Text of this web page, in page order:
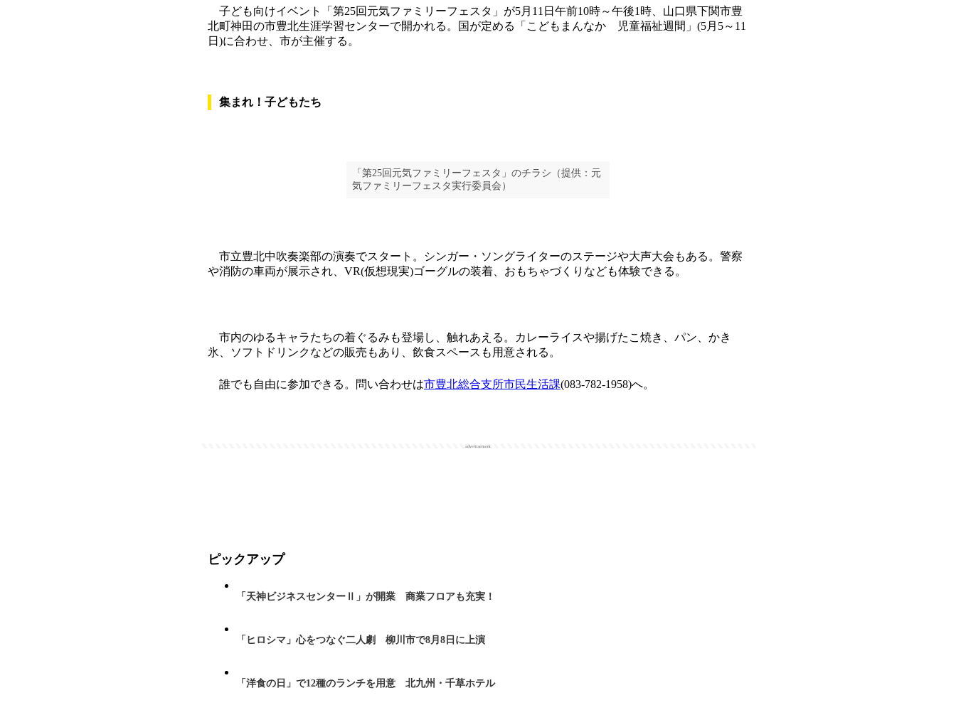
子ども向けイベント「第25回元気ファミリーフェスタ」が5月11日午前10時～午後1時、山口県下関市豊
北町神田の市豊北生涯学習センターで開かれる。国が定める「こどもまんなか 児童福祉週間」(5月5～11
日)に合わせ、市が主催する。
集まれ！子どもたち
「第25回元気ファミリーフェスタ」のチラシ（提供：元
気ファミリーフェスタ実行委員会）
市立豊北中吹奏楽部の演奏でスタート。シンガー・ソングライターのステージや大声大会もある。警察
や消防の車両が展示され、VR(仮想現実)ゴーグルの装着、おもちゃづくりなども体験できる。
市内のゆるキャラたちの着ぐるみも登場し、触れあえる。カレーライスや揚げたこ焼き、パン、かき
氷、ソフトドリンクなどの販売もあり、飲食スペースも用意される。
誰でも自由に参加できる。問い合わせは市豊北総合支所市民生活課(083-782-1958)へ。
advertisement
ピックアップ
「天神ビジネスセンターⅡ」が開業 商業フロアも充実！
「ヒロシマ」心をつなぐ二人劇 柳川市で8月8日に上演
「洋食の日」で12種のランチを用意 北九州・千草ホテル